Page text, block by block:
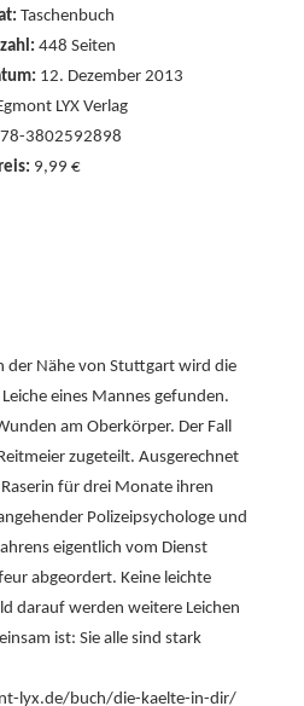
Taschenbuch
448 Seiten
12. Dezember 2013
LYX Verlag
3802592898
9,99 €
der Nähe von Stuttgart wird die
eines Mannes gefunden.
am Oberkörper. Der Fall
zugeteilt. Ausgerechnet
für drei Monate ihren
Polizeipsychologe und
eigentlich vom Dienst
abgeordert. Keine leichte
darauf werden weitere Leichen
ist: Sie alle sind stark
lyx.de/buch/die-kaelte-in-dir/